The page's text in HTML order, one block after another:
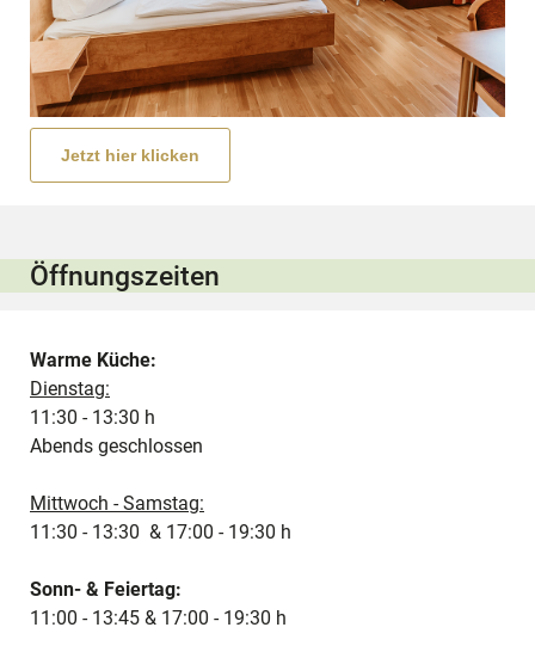
Jetzt hier klicken
Öffnungszeiten
Warme Küche:
Dienstag:
11:30 - 13:30 h
Abends geschlossen
Mittwoch - Samstag:
11:30 - 13:30 & 17:00 - 19:30 h
Sonn- & Feiertag:
11:00 - 13:45 & 17:00 - 19:30 h